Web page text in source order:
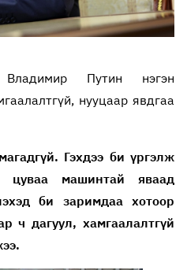
Путин нэгэн
нууцаар явдгаа
Гэхдээ би үргэлж
цуваа машинтай яваад
би заримдаа хотоор
ч дагуул, хамгаалалтгүй